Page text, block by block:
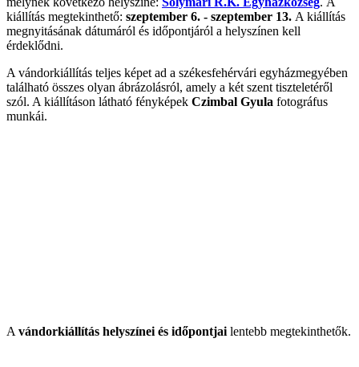
kiállítás megtekinthető: szeptember 6. - szeptember 13. A kiállítás
megnyitásának dátumáról és időpontjáról a helyszínen kell
érdeklődni.
A vándorkiállítás teljes képet ad a székesfehérvári egyházmegyében
található összes olyan ábrázolásról, amely a két szent tiszteletéről
szól. A kiállításon látható fényképek Czimbal Gyula fotográfus
munkái.
A vándorkiállítás helyszínei és időpontjai lentebb megtekinthetők.